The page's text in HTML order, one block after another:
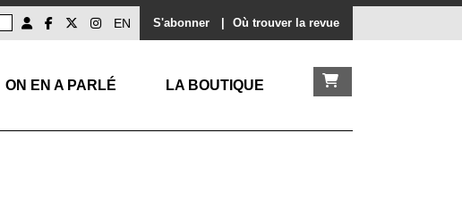
S'abonner Où trouver la revue
EN
ON EN A PARLÉ LA BOUTIQUE